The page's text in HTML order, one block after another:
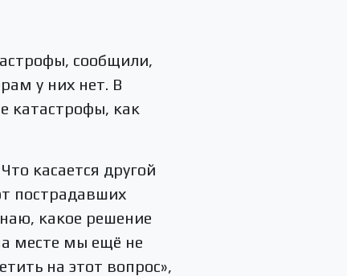
сообщили,
у них нет. В
катастрофы, как
касается другой
пострадавших
какое решение
месте мы ещё не
на этот вопрос»,